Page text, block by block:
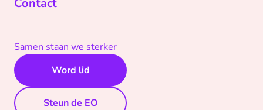
Samen staan we sterker
Word lid
Steun de EO